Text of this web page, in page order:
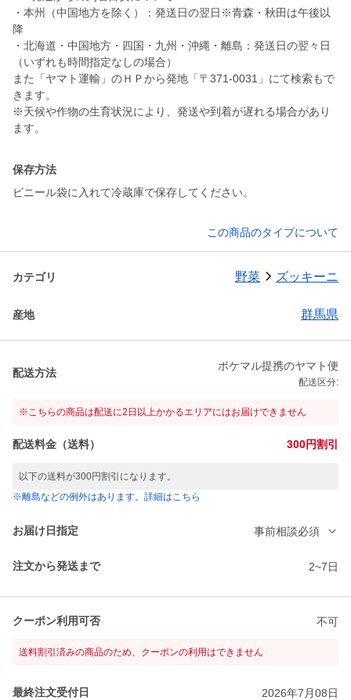
・本州（中国地方を除く）：発送日の翌日※青森・秋田は午後以
降
・北海道・中国地方・四国・九州・沖縄・離島：発送日の翌々日
（いずれも時間指定なしの場合）
また「ヤマト運輸」のＨＰから発地「〒371-0031」にて検索もで
きます。
※天候や作物の生育状況により、発送や到着が遅れる場合があり
ます。
保存方法
ビニール袋に入れて冷蔵庫で保存してください。
この商品のタイプについて
カテゴリ 野菜 ズッキーニ
産地 群馬県
配送方法
ポケマル提携のヤマト便
配送区分:
※こちらの商品は配送に2日以上かかるエリアにはお届けできません
配送料金（送料） 300円割引
以下の送料が300円割引になります。
※離島などの例外はあります。詳細はこちら
お届け日指定 事前相談必須
注文から発送まで 2~7日
クーポン利用可否 不可
送料割引済みの商品のため、クーポンの利用はできません
最終注文受付日 2026年7月08日